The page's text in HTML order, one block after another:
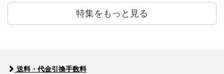
特集をもっと見る
送料・代金引換手数料